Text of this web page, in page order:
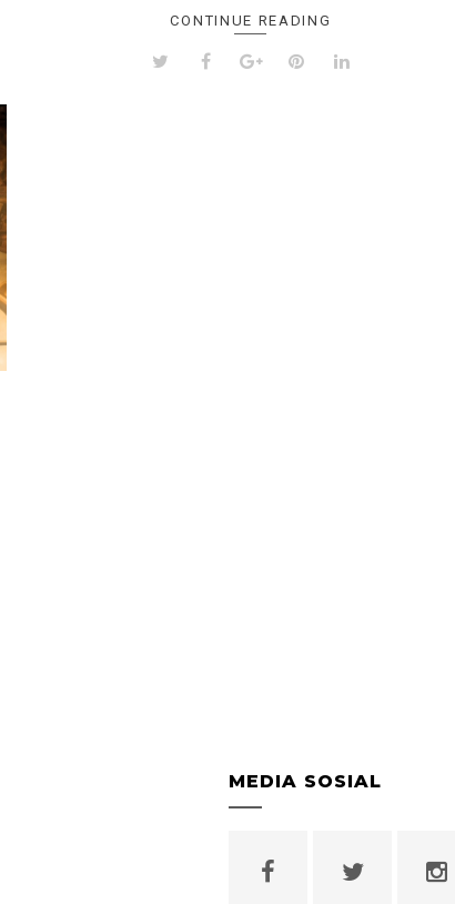
CONTINUE READING
MEDIA SOSIAL